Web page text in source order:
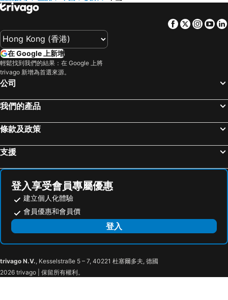
中山南區禦洋商務酒店
Zhongshan Huahong Hotel
City Comfort Inn Zhongshan Lihe Square Walmart Branch
King Century Hotel
Zhongshan Ruibo Apartment Hotel
Zhongshan Gu Town Xingguang Business Hotel
中山时代公寓住宿
Deyuan Hotel
北京, 北京 酒店
Facebook
Twitter
在 Google 上新增
輕鬆找到我們的結果：在 Google 上將
trivago 新增為首選來源。
公司
我們的產品
條款及政策
支援
登入享受會員專屬優惠
建立個人化體驗
會員優惠和會員價
登入
trivago N.V., Kesselstraße 5 – 7, 40221 杜塞爾多夫, 德國
2026 trivago | 保留所有權利。